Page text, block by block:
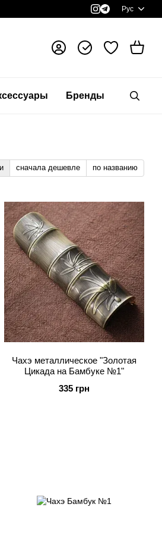
Рус
Бренды
сначала дешевле по названию
Чахэ металлическое "Золотая
Цикада на Бамбуке №1"
335 грн